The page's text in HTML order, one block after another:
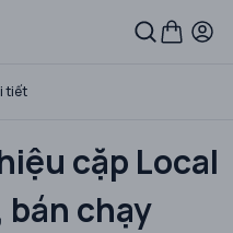
tiết
cặp Local
chạy